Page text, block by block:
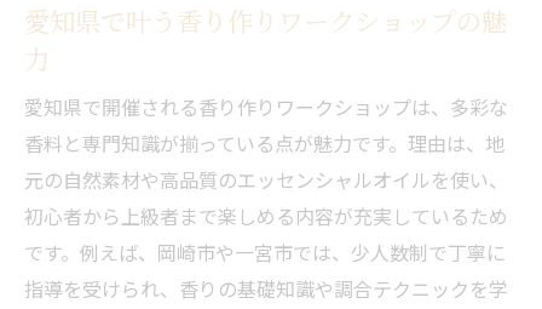
愛知県で叶う香り作りワークショップの魅
力
愛知県で開催される香り作りワークショップは、多彩な
香料と専門知識が揃っている点が魅力です。理由は、地
元の自然素材や高品質のエッセンシャルオイルを使い、
初心者から上級者まで楽しめる内容が充実しているため
です。例えば、岡崎市や一宮市では、少人数制で丁寧に
指導を受けられ、香りの基礎知識や調合テクニックを学